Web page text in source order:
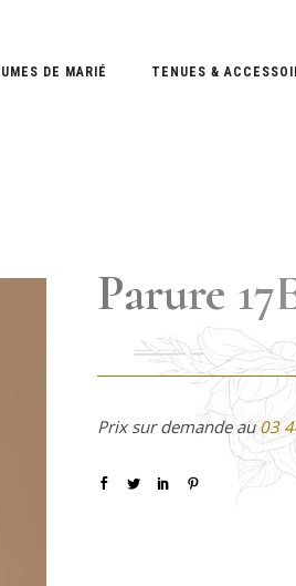
DE MARIÉ TENUES &
Parure
Prix sur demande au03